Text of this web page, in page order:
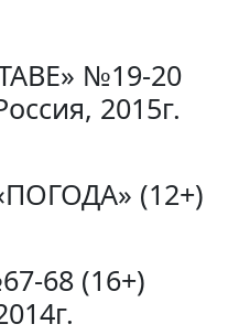
№19-20
2015г.
(12+)
68 (16+)